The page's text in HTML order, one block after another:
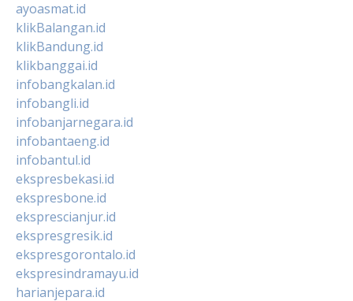
ayoasmat.id
klikBalangan.id
klikBandung.id
klikbanggai.id
infobangkalan.id
infobangli.id
infobanjarnegara.id
infobantaeng.id
infobantul.id
ekspresbekasi.id
ekspresbone.id
eksprescianjur.id
ekspresgresik.id
ekspresgorontalo.id
ekspresindramayu.id
harianjepara.id